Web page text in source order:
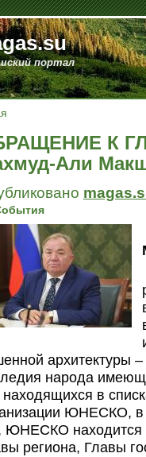
портал
К
Али
архитектуры –
народа
находящихся в
ЮНЕСКО, в
находится
региона, Главы